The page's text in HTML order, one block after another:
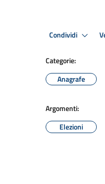
Condividi
Categorie:
Anagrafe
Argomenti:
Elezioni